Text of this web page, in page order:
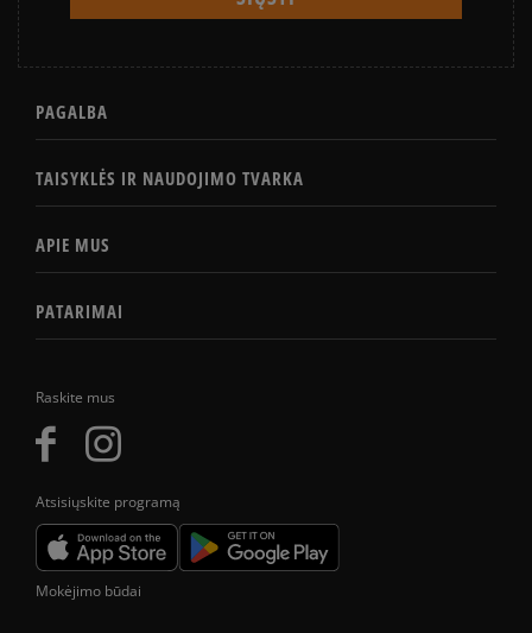
Raskite mus
Atsisiųskite programą
PAGALBA
TAISYKLĖS IR NAUDOJIMO TVARKA
APIE MUS
PATARIMAI
Mokėjimo būdai